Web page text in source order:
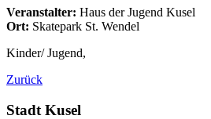
Veranstalter: Haus der Jugend Kusel
Ort: Skatepark St. Wendel
Kinder/ Jugend,
Zurück
Stadt Kusel